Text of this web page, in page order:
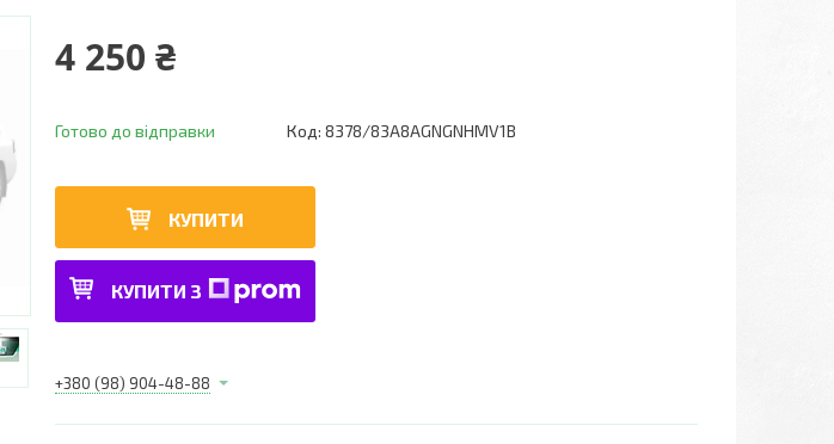
4 250 ₴
Готово до відправки Код: 8378/83A8AGNGNHMV1B
КУПИТИ
КУПИТИ З
+380 (98) 904-48-88